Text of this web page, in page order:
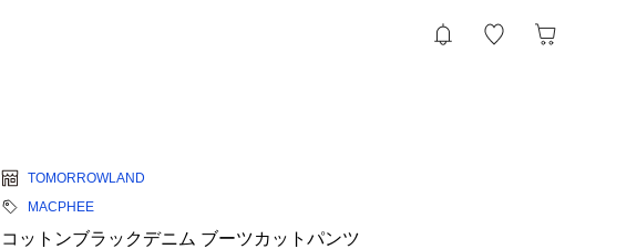
TOMORROWLAND
MACPHEE
コットンブラックデニム ブーツカットパンツ